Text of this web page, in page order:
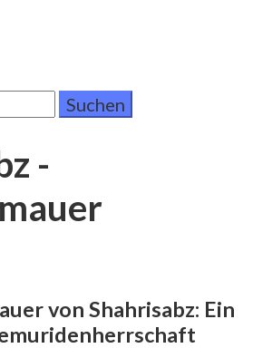
-
von Shahrisabz: Ein